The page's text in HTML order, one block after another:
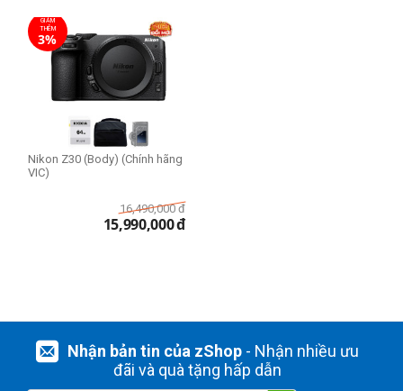
GIẢM
THÊM
3%
Nikon Z30 (Body) (Chính hãng
VIC)
16,490,000 đ
15,990,000đ
Nhận bản tin của zShop- Nhận nhiều ưu
đãi và quà tặng hấp dẫn